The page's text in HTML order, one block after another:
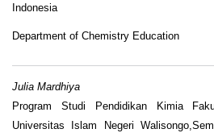
Indonesia
Department of Chemistry Education
Julia Mardhiya
Program Studi Pendidikan Kimia
Universitas Islam Negeri